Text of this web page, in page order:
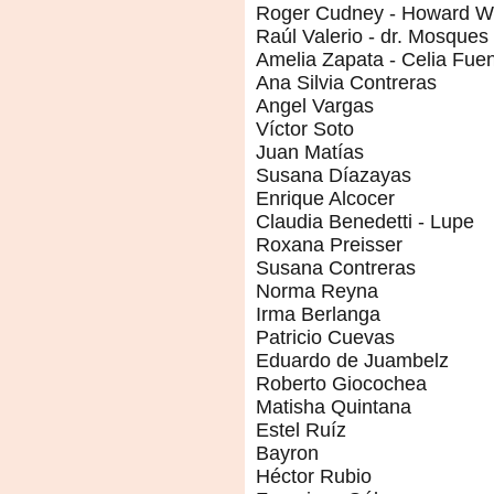
Roger Cudney - Howard
Raúl Valerio - dr. Mosques
Amelia Zapata - Celia
Ana Silvia Contreras
Angel Vargas
Víctor Soto
Juan Matías
Susana Díazayas
Enrique Alcocer
Claudia Benedetti - Lupe
Roxana Preisser
Susana Contreras
Norma Reyna
Irma Berlanga
Patricio Cuevas
Eduardo de Juambelz
Roberto Giocochea
Matisha Quintana
Estel Ruíz
Bayron
Héctor Rubio